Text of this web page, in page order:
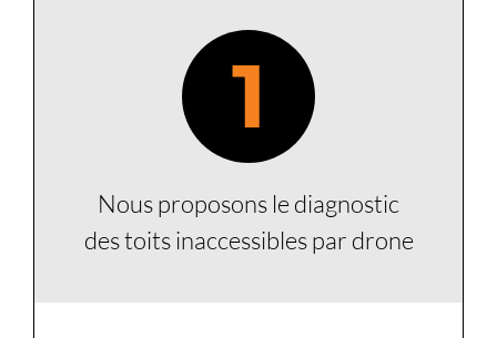
1
Nous proposons le diagnostic
des toits inaccessibles par drone